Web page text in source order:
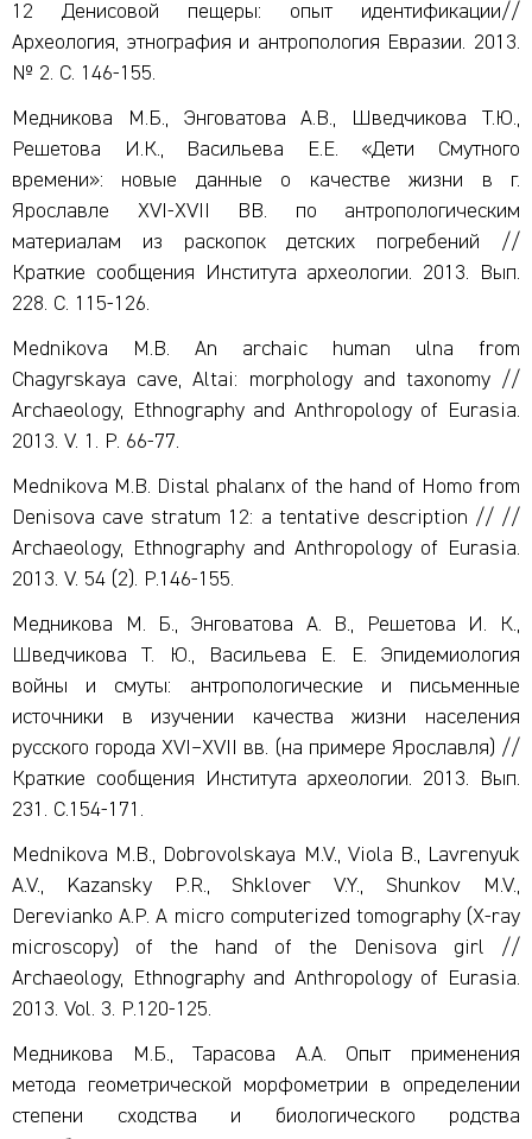
12 Денисовой пещеры: опыт идентификации//
Археология, этнография и антропология Евразии. 2013.
№ 2. С. 146-155.
Медникова М.Б., Энговатова А.В., Шведчикова Т.Ю.,
Решетова И.К., Васильева Е.Е. «Дети Смутного
времени»: новые данные о качестве жизни в г.
Ярославле XVI-XVII ВВ. по антропологическим
материалам из раскопок детских погребений //
Краткие сообщения Института археологии. 2013. Вып.
228. С. 115-126.
Mednikova M.B. An archaic human ulna from
Chagyrskaya cave, Altai: morphology and taxonomy //
Archaeology, Ethnography and Anthropology of Eurasia.
2013. V. 1. P. 66-77.
Mednikova M.B. Distal phalanx of the hand of Homo from
Denisova cave stratum 12: a tentative description // //
Archaeology, Ethnography and Anthropology of Eurasia.
2013. V. 54 (2). P.146-155.
Медникова М. Б., Энговатова А. В., Решетова И. К.,
Шведчикова Т. Ю., Васильева Е. Е. Эпидемиология
войны и смуты: антропологические и письменные
источники в изучении качества жизни населения
русского города XVI–XVII вв. (на примере Ярославля) //
Краткие сообщения Института археологии. 2013. Вып.
231. С.154-171.
Mednikova M.B., Dobrovolskaya M.V., Viola B., Lavrenyuk
A.V., Kazansky P.R., Shklover V.Y., Shunkov M.V.,
Derevianko A.P. A micro computerized tomography (X-ray
microscopy) of the hand of the Denisova girl //
Archaeology, Ethnography and Anthropology of Eurasia.
2013. Vol. 3. Р.120-125.
Медникова М.Б., Тарасова А.А. Опыт применения
метода геометрической морфометрии в определении
степени сходства и биологического родства